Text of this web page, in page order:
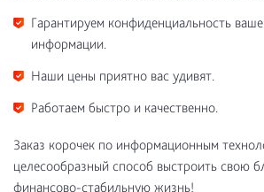
Гарантируем конфиденциальность
информации.
Наши цены приятно вас удивят.
Работаем быстро и качественно.
Заказ корочек по информационным
целесообразный способ выстроить свою
финансово-стабильную жизнь!